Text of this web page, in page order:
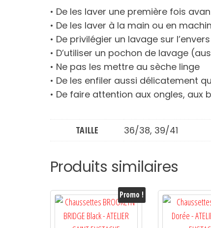
• De les laver une première fois
• De les laver à la main ou en
• De privilégier un lavage sur
• D’utiliser un pochon de lavage
• Ne pas les mettre au sèche linge
• De les enfiler aussi délicatement
• De faire attention aux ongles,
TAILLE 36/38, 39/41
Produits similaires
Promo !